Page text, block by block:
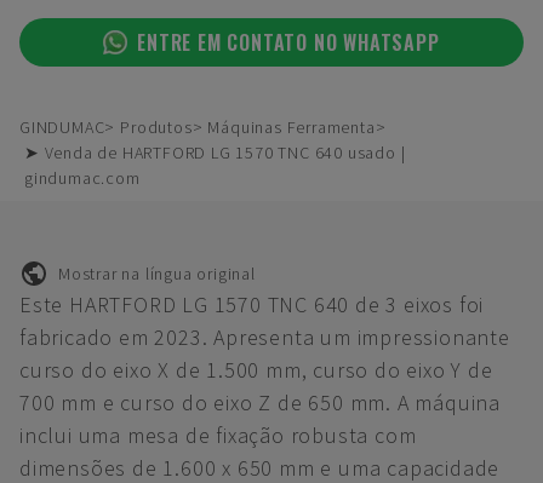
ENTRE EM CONTATO NO WHATSAPP
GINDUMAC Produtos
Máquinas Ferramenta
➤ Venda de HARTFORD LG 1570 TNC 640 usado |
gindumac.com
Mostrar na língua original
Este HARTFORD LG 1570 TNC 640 de 3 eixos foi
fabricado em 2023. Apresenta um impressionante
curso do eixo X de 1.500 mm, curso do eixo Y de
700 mm e curso do eixo Z de 650 mm. A máquina
inclui uma mesa de fixação robusta com
dimensões de 1.600 x 650 mm e uma capacidade